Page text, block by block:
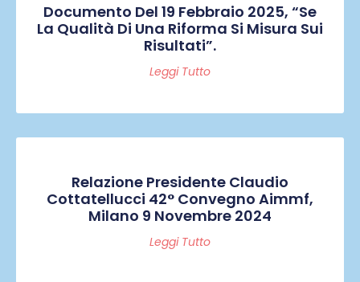
Documento Del 19 Febbraio 2025, “Se
La Qualità Di Una Riforma Si Misura Sui
Risultati”.
Leggi Tutto
Relazione Presidente Claudio
Cottatellucci 42° Convegno Aimmf,
Milano 9 Novembre 2024
Leggi Tutto